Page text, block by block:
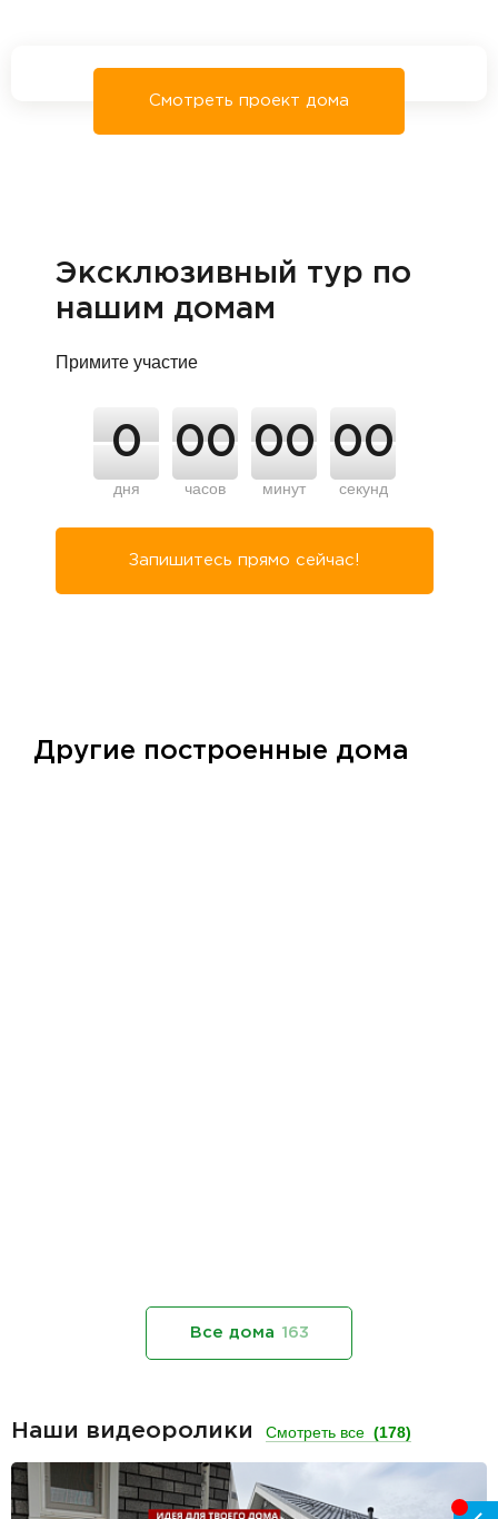
Смотреть проект дома
Эксклюзивный тур по
нашим домам
Примите участие
0
дня
00
часов
00
минут
00
секунд
Запишитесь прямо сейчас!
Другие построенные дома
Все дома 163
Наши видеоролики Смотреть все (178)